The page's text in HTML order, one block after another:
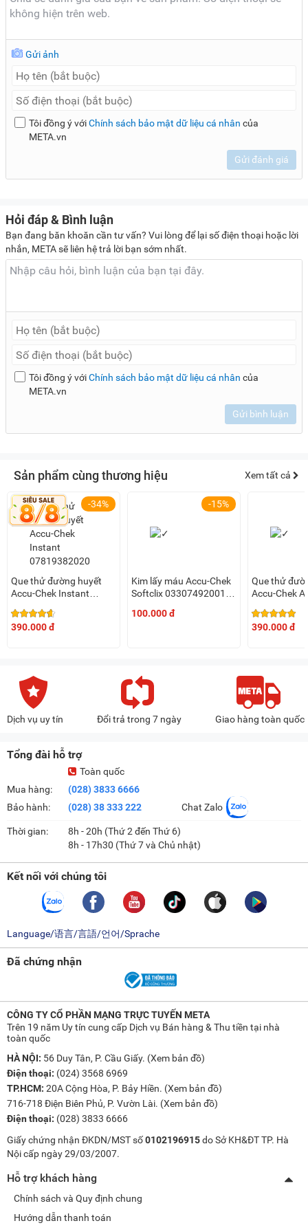
Gửi ảnh
Tôi đồng ý vớiChính sách bảo mật dữ liệu cá nhân của
META.vn
Gửi đánh giá
Hỏi đáp & Bình luận
Bạn đang băn khoăn cần tư vấn? Vui lòng để lại số điện thoại hoặc lời
nhắn, META sẽ liên hệ trả lời bạn sớm nhất.
Tôi đồng ý vớiChính sách bảo mật dữ liệu cá nhân của
META.vn
Gửi bình luận
Sản phẩm cùng thương hiệu Xem tất cả
-34%
Que thử đường huyết
Accu-Chek Instant
que)
390.000 đ
-15%
Kim lấy máu Accu-Chek
Softclix 03307492001
100.000 đ
Que thử
Accu-Chek
390.000 đ
Dịch vụ uy tín Đổi trả trong 7 ngày Giao hàng toàn quốc
Tổng đài hỗ trợ
Mua hàng:
Bảo hành:
Toàn quốc
(028) 3833 6666
(028) 38 333 222
Chat Zalo
Thời gian:
8h - 20h (Thứ 2 đến Thứ 6)
8h - 17h30 (Thứ 7 và Chủ nhật)
Kết nối với chúng tôi
Language/语言/言語/언어/Sprache
Đã chứng nhận
CÔNG TY CỔ PHẦN MẠNG TRỰC TUYẾN META
Trên 19 năm Uy tín cung cấp Dịch vụ Bán hàng & Thu tiền tại nhà
toàn quốc
HÀ NỘI: 56 Duy Tân, P. Cầu Giấy. (Xem bản đồ)
Điện thoại: (024) 3568 6969
TP.HCM: 20A Cộng Hòa, P. Bảy Hiền. (Xem bản đồ)
716-718 Điện Biên Phủ, P. Vườn Lài. (Xem bản đồ)
Điện thoại: (028) 3833 6666
Giấy chứng nhận ĐKDN/MST số0102196915do Sở KH&ĐT TP. Hà
Nội cấp ngày 29/03/2007.
Hỗ trợ khách hàng
Chính sách và Quy định chung
Hướng dẫn thanh toán